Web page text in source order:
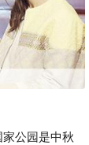
公园是中秋